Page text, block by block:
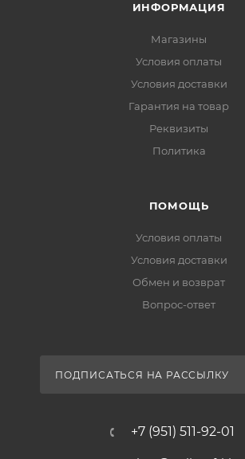
ИНФОРМАЦИЯ
Магазины
Условия оплаты
Условия доставки
Гарантия на товар
Реквизиты
Политика
ПОМОЩЬ
Условия оплаты
Условия доставки
Обмен и возврат
Вопрос-ответ
ПОДПИСАТЬСЯ НА РАССЫЛКУ
+7 (951) 511-92-01